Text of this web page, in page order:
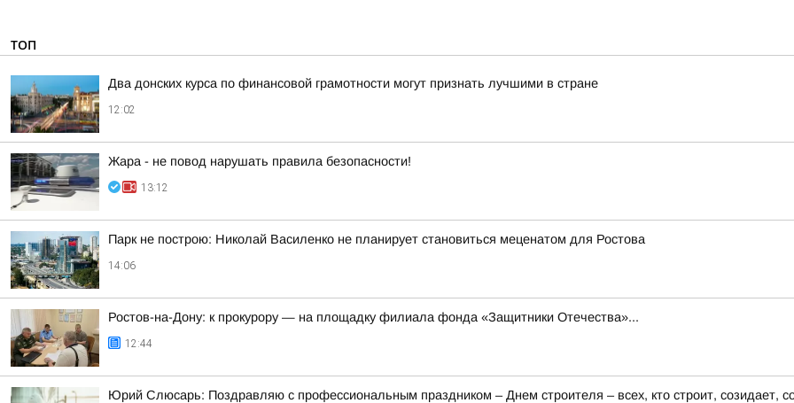
ТОП
Два донских курса по финансовой грамотности могут признать лучшими в стране
12:02
Жара - не повод нарушать правила безопасности!
13:12
Парк не построю: Николай Василенко не планирует становиться меценатом для Ростова
14:06
Ростов-на-Дону: к прокурору — на площадку филиала фонда «Защитники Отечества»...
12:44
Юрий Слюсарь: Поздравляю с профессиональным праздником – Днем строителя – всех, кто строит, созидает,